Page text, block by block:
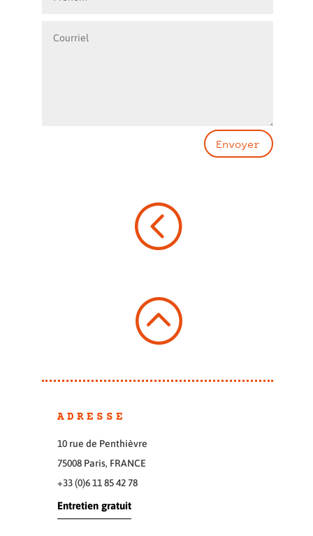
Envoyer
<
:
ADRESSE
10 rue de Penthièvre
75008 Paris, FRANCE
+33 (0)6 11 85 42 78
Entretien gratuit